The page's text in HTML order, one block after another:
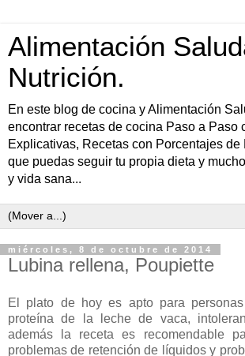
Alimentación
Nutrición.
En este blog de cocina y Alimentación
encontrar recetas de cocina Paso a Paso
Explicativas, Recetas con Porcentajes de
que puedas seguir tu propia dieta y
y vida sana...
miércoles, 8 de octubre de 2014
Lubina rellena, Poupiette
El plato de hoy es apto para
proteína de la leche de vaca,
además la receta es recomendable
problemas de retención de líquidos y